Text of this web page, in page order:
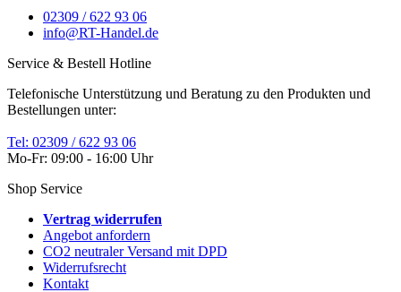
02309 / 622 93 06
info@RT-Handel.de
Service & Bestell Hotline
Telefonische Unterstützung und Beratung zu den Produkten und
Bestellungen unter:
Tel: 02309 / 622 93 06
Mo-Fr: 09:00 - 16:00 Uhr
Shop Service
Vertrag widerrufen
Angebot anfordern
CO2 neutraler Versand mit DPD
Widerrufsrecht
Kontakt